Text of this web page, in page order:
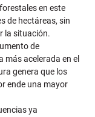
en este
de hectáreas, sin
la situación.
de
acelerada en el
genera que los
ende una mayor
ya